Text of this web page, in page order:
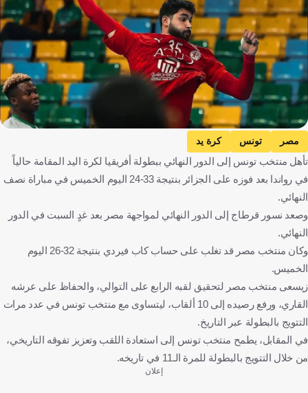
مصر تونس كرة يد
تأهل منتخب تونس إلى الدور النهائي ببطولة أفريقيا لكرة اليد المقامة حالياً
في رواندا بعد فوزه على الجزائر بنتيجة 33-24 اليوم الخميس في مباراة نصف
النهائي.
وصعد نسور قرطاج إلى الدور النهائي لمواجهة مصر بعد غدٍ السبت في الدور
النهائي.
وكان منتخب مصر قد تغلب على حساب كاب فيردي بنتيجة 32-26 اليوم
الخميس.
زيسعى منتخب مصر لتحقيق لقبه الرابع على التوالي، والحفاظ على عرشه
القاري، ورفع رصيده إلى 10 ألقاب، ليتساوى مع منتخب تونس في عدد مرات
التتويج بالبطولة عبر التاريخ.
في المقابل، يطمح منتخب تونس إلى استعادة اللقب وتعزيز تفوقه التاريخي،
من خلال التتويج بالبطولة للمرة الـ11 في تاريخه.
إعلان